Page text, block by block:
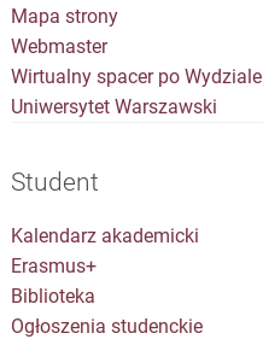
Mapa strony
Webmaster
Wirtualny spacer po Wydziale
Uniwersytet Warszawski
Student
Kalendarz akademicki
Erasmus+
Biblioteka
Ogłoszenia studenckie